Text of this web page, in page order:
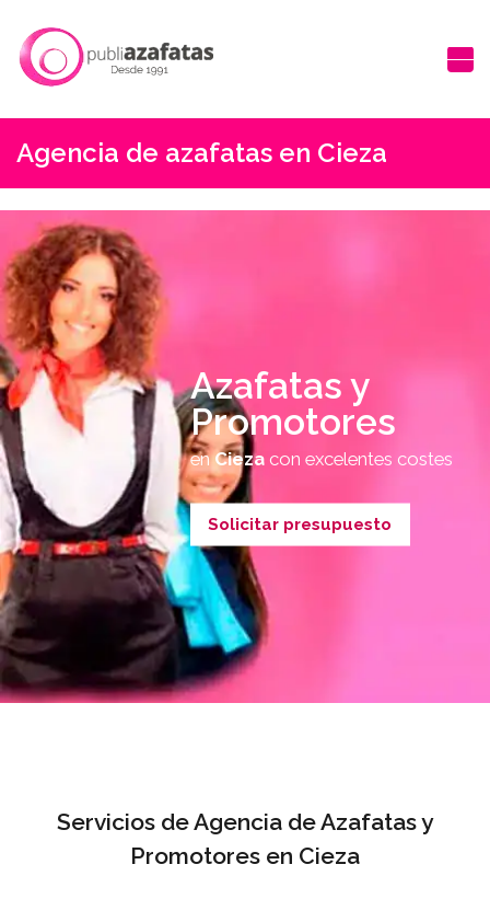
Agencia de azafatas en Cieza
Azafatas y
Promotores
enCiezacon excelentes costes
Solicitar presupuesto
Servicios de Agencia de Azafatas y
Promotores en Cieza